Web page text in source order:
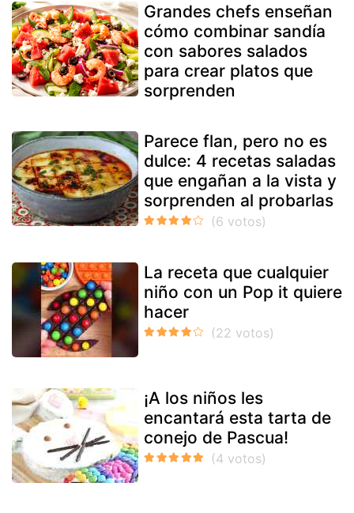
Grandes chefs enseñan
cómo combinar sandía
con sabores salados
para crear platos que
sorprenden
Parece flan, pero no es
dulce: 4 recetas saladas
que engañan a la vista y
sorprenden al probarlas
La receta que cualquier
niño con un Pop it quiere
hacer
¡A los niños les
encantará esta tarta de
conejo de Pascua!